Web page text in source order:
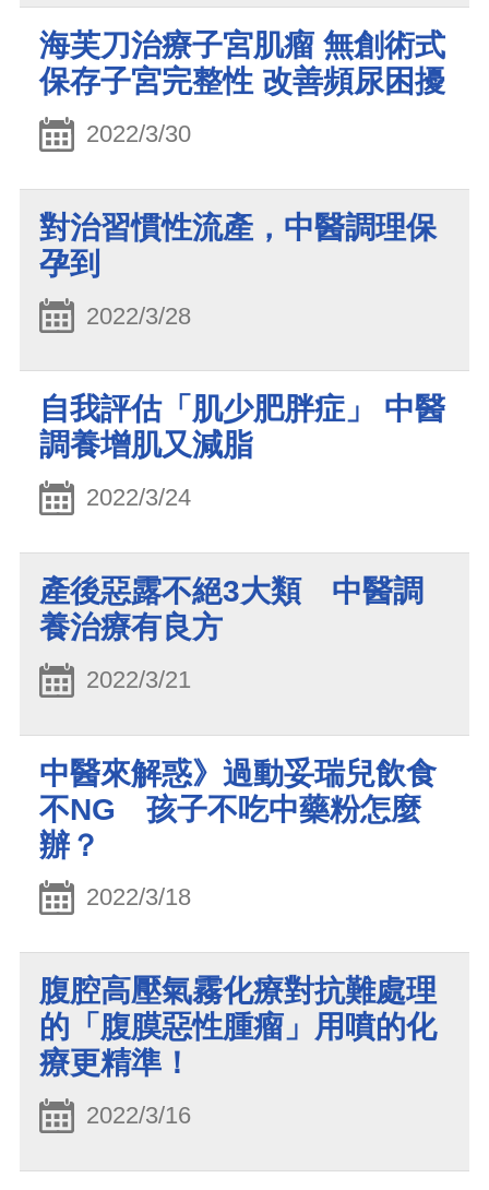
海芙刀治療子宮肌瘤 無創術式
保存子宮完整性 改善頻尿困擾
2022/3/30
對治習慣性流產，中醫調理保
孕到
2022/3/28
自我評估「肌少肥胖症」 中醫
調養增肌又減脂
2022/3/24
產後惡露不絕3大類 中醫調
養治療有良方
2022/3/21
中醫來解惑》過動妥瑞兒飲食
不NG 孩子不吃中藥粉怎麼
辦？
2022/3/18
腹腔高壓氣霧化療對抗難處理
的「腹膜惡性腫瘤」用噴的化
療更精準！
2022/3/16